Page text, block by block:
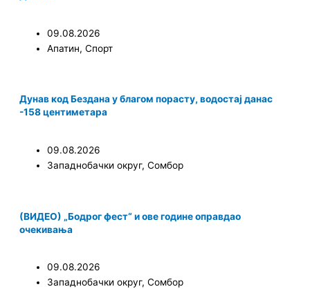
09.08.2026
Апатин, Спорт
Дунав код Бездана у благом порасту, водостај данас
-158 центиметара
09.08.2026
Западнобачки округ, Сомбор
(ВИДЕО) „Бодрог фест“ и ове године оправдао
очекивања
09.08.2026
Западнобачки округ, Сомбор